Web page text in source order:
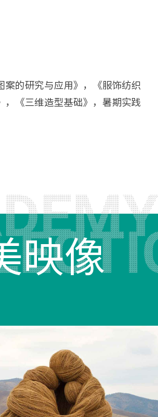
案的研究与应用》，《服饰纺织
，《三维造型基础》，暑期实践
映像